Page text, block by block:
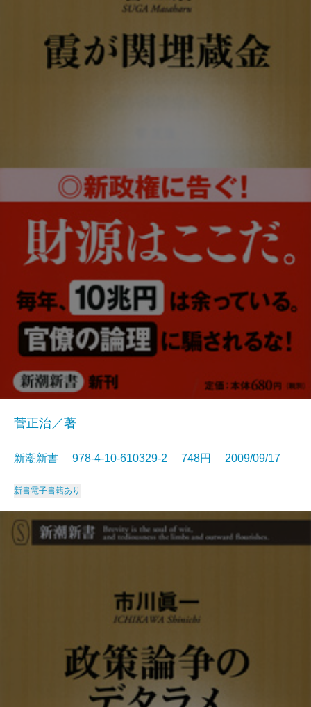
菅正治／著
新潮新書 978-4-10-610329-2 748円 2009/09/17
新書電子書籍あり